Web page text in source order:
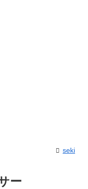
seki
ー